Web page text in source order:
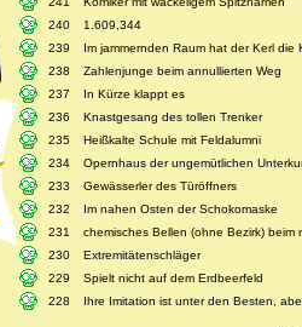
240
1.609,344
239
Im jammernden Raum hat der Kerl die
238
Zahlenjunge beim annullierten Weg
237
In Kürze klappt es
236
Knastgesang des tollen Trenker
235
Heißkalte Schule mit Feldalumni
234
Opernhaus der ungemütlichen
233
Gewässerler des Türöffners
232
Im nahen Osten der Schokomaske
231
chemisches Bellen (ohne Bezirk) beim
230
Extremitätenschläger
229
Spielt nicht auf dem Erdbeerfeld
228
Ihre Imitation ist unter den Besten,